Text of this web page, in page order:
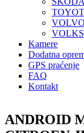
VOLVO
Kamere
Dodatna
GPS praćenje
FAQ
Kontakt
ANDROID